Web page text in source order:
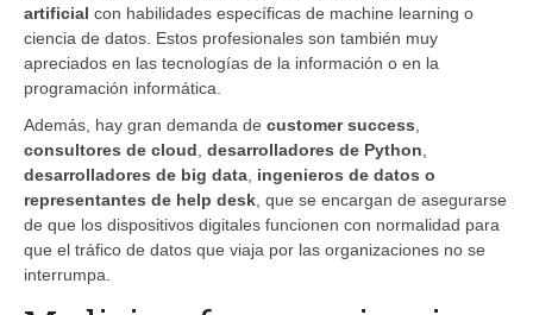
artificial con habilidades específicas de machine learning o
ciencia de datos. Estos profesionales son también muy
apreciados en las tecnologías de la información o en la
programación informática.
Además, hay gran demanda de customer success
consultores de cloud desarrolladores de Python
desarrolladores de big data ingenieros de datos o
representantes de help desk , que se encargan de asegurarse
de que los dispositivos digitales funcionen con normalidad para
que el tráfico de datos que viaja por las organizaciones no se
interrumpa.